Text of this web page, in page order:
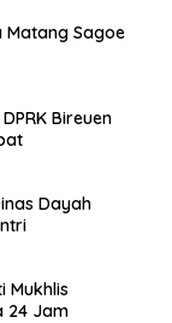
Matang Sagoe
Bireuen
Dayah
Mukhlis
24 Jam